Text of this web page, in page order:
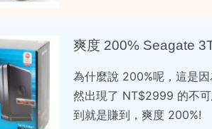
爽度 200% Seagate
為什麼說 200%呢，這是
然出現了 NT$2999 的不
到就是賺到，爽度 200%!